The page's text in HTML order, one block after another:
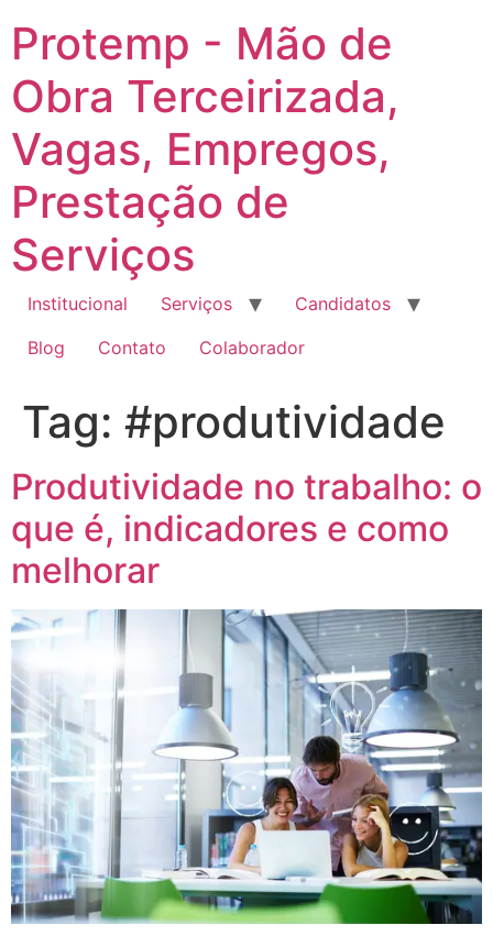
para
conteúdo
Protemp - Mão de
Obra Terceirizada,
Vagas, Empregos,
Prestação de
Serviços
Institucional Serviços
Candidatos
Blog
Contato Colaborador
Tag: #produtividade
Produtividade no trabalho: o
que é, indicadores e como
melhorar